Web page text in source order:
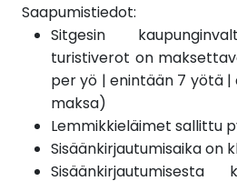
Saapumistiedot:
Sitgesin
turistiverot on
per yö | enintään 7 yötä
maksa)
Lemmikkieläimet sallittu
Sisäänkirjautumisaika on